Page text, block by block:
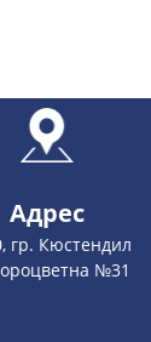
Адрес
гр. Кюстендил
№31